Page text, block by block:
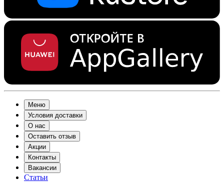
Меню
Условия доставки
О нас
Оставить отзыв
Акции
Контакты
Вакансии
Статьи